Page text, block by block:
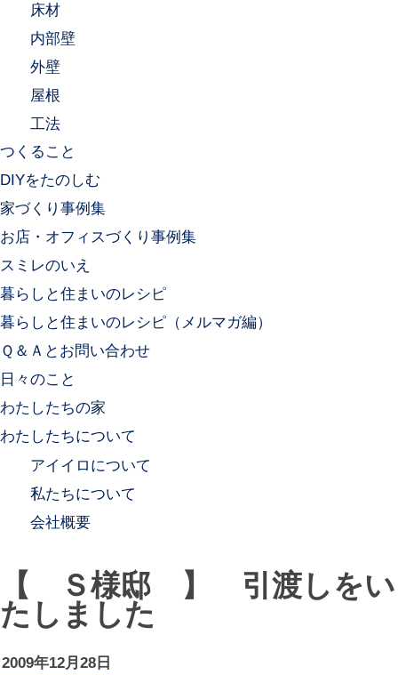
床材
内部壁
外壁
屋根
工法
つくること
DIYをたのしむ
家づくり事例集
お店・オフィスづくり事例集
スミレのいえ
暮らしと住まいのレシピ
暮らしと住まいのレシピ（メルマガ編）
Ｑ＆Ａとお問い合わせ
日々のこと
わたしたちの家
わたしたちについて
アイイロについて
私たちについて
会社概要
【 Ｓ様邸 】 引渡しをい
たしました
2009年12月28日